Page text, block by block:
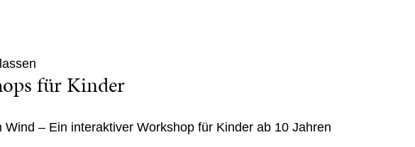
für Kinder
Wind – Ein interaktiver Workshop für Kinder ab 10 Jahren